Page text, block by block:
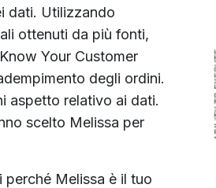
dati. Utilizzando
ottenuti da più fonti,
Your Customer
degli ordini.
aspetto relativo ai dati.
scelto Melissa per
Melissa è il tuo